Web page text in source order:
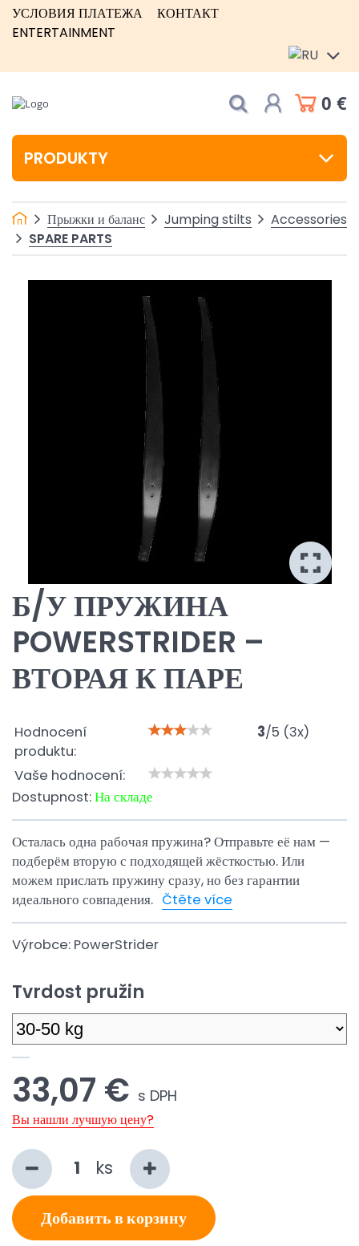
УСЛОВИЯ ПЛАТЕЖА
КОНТАКТ
ENTERTAINMENT
0 €
PRODUKTY
Прыжки и баланс Jumping stilts
Accessories
SPARE PARTS
Б/У ПРУЖИНА
POWERSTRIDER –
ВТОРАЯ К ПАРЕ
Hodnocení
produktu:
3/5 (3x)
Vaše hodnocení:
Dostupnost:На складе
Осталась одна рабочая пружина? Отправьте её нам —
подберём вторую с подходящей жёсткостью. Или
можем прислать пружину сразу, но без гарантии
идеального совпадения. Čtěte více
Výrobce: PowerStrider
Tvrdost pružin
33,07 € s DPH
Вы нашли лучшую цену?
ks
Добавить в корзину